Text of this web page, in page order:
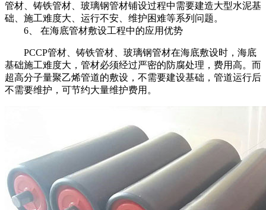
管材、铸铁管材、玻璃钢管材铺设过程中需要建造大型水泥基
础、施工难度大、运行不安、维护困难等系列问题。
6、 在海底管材敷设工程中的应用优势
PCCP管材、铸铁管材、玻璃钢管材在海底敷设时，海底
基础施工难度大，管材必须经过严密的防腐处理，费用高。而
超高分子量聚乙烯管道的敷设，不需要建设基础，管道运行后
不需要维护，可节约大量维护费用。